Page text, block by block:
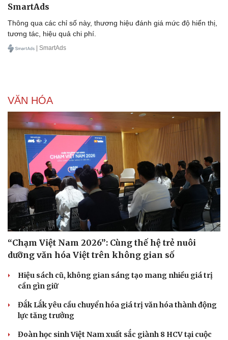
Hậu trường
SmartAds
Thông qua các chỉ số này, thương hiệu đánh giá mức độ hiển thị,
tương tác, hiệu quả chi phí.
| SmartAds
VĂN HÓA
“Chạm Việt Nam 2026”: Cùng thế hệ trẻ nuôi
dưỡng văn hóa Việt trên không gian số
Hiệu sách cũ, không gian sáng tạo mang nhiều giá trị
cần gìn giữ
Đắk Lắk yêu cầu chuyển hóa giá trị văn hóa thành động
lực tăng trưởng
Đoàn học sinh Việt Nam xuất sắc giành 8 HCV tại cuộc